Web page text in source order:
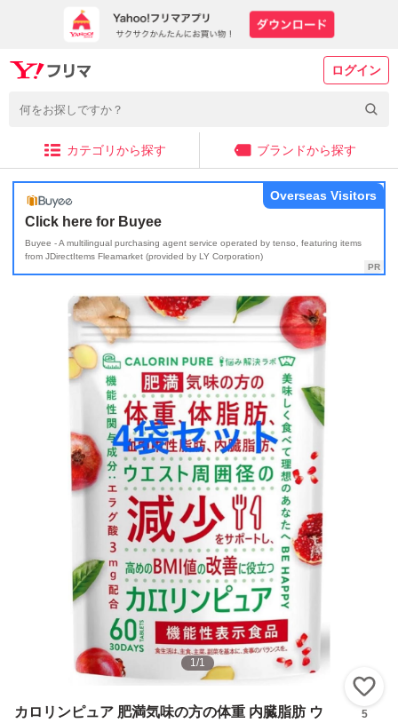
ログイン
カテゴリから探す ブランドから探す
Click here for Buyee
Buyee - A multilingual purchasing agent service operated by tenso, featuring items
from JDirectItems Fleamarket (provided by LY Corporation)
Overseas Visitors
1/1
カロリンピュア 肥満気味の方の体重 内臓脂肪 ウ
5